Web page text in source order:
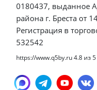
0180437, выданное
района г. Бреста от
Регистрация в
532542
https://www.q5by.ru4.8 из5